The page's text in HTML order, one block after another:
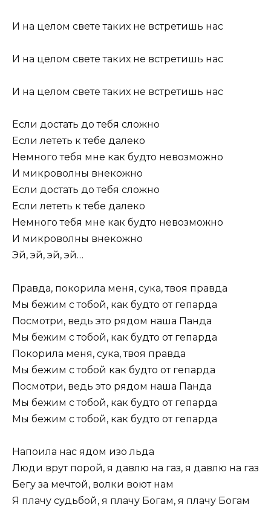
И на целом свете таких не встретишь нас
И на целом свете таких не встретишь нас
И на целом свете таких не встретишь нас
Если достать до тебя сложно
Если лететь к тебе далеко
Немного тебя мне как будто невозможно
И микроволны внекожно
Если достать до тебя сложно
Если лететь к тебе далеко
Немного тебя мне как будто невозможно
И микроволны внекожно
Эй, эй, эй, эй…
Правда, покорила меня, сука, твоя правда
Мы бежим с тобой, как будто от гепарда
Посмотри, ведь это рядом наша Панда
Мы бежим с тобой, как будто от гепарда
Покорила меня, сука, твоя правда
Мы бежим с тобой как будто от гепарда
Посмотри, ведь это рядом наша Панда
Мы бежим с тобой, как будто от гепарда
Мы бежим с тобой, как будто от гепарда
Напоила нас ядом изо льда
Люди врут порой, я давлю на газ, я давлю на газ
Бегу за мечтой, волки воют нам
Я плачу судьбой, я плачу Богам, я плачу Богам